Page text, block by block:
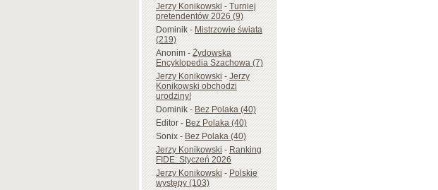
Jerzy Konikowski-Turniej
pretendentów 2026 (9)
Dominik-Mistrzowie świata
(219)
Anonim-Żydowska
Encyklopedia Szachowa (7)
Jerzy Konikowski-Jerzy
Konikowski obchodzi
urodziny!
Dominik-Bez Polaka (40)
Editor-Bez Polaka (40)
Sonix-Bez Polaka (40)
Jerzy Konikowski-Ranking
FIDE: Styczeń 2026
Jerzy Konikowski-Polskie
występy (103)